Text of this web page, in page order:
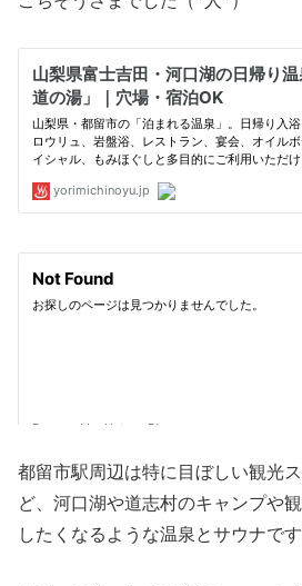
都留市駅周辺は特に目ぼしい観光
ど、河口湖や道志村のキャンプや
したくなるような温泉とサウナです